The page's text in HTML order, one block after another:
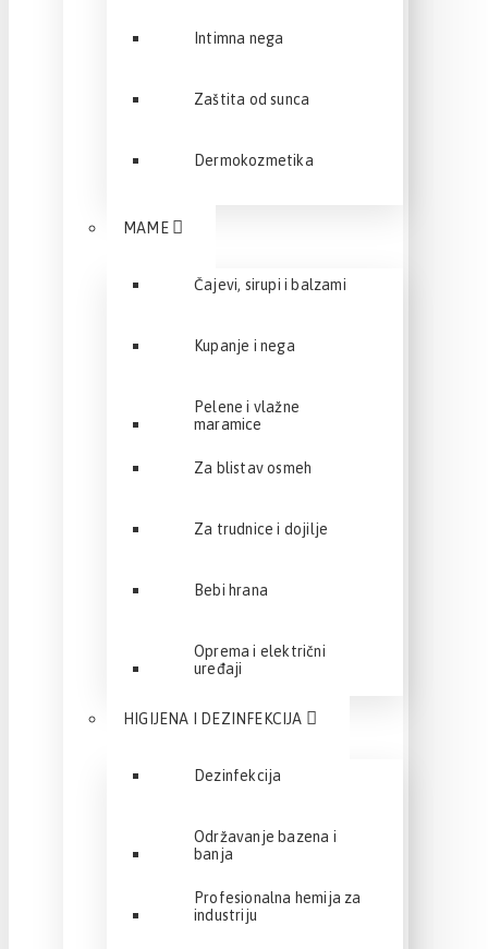
Intimna nega
Zaštita od sunca
Dermokozmetika
MAME
Čajevi, sirupi i balzami
Kupanje i nega
Pelene i vlažne
maramice
Za blistav osmeh
Za trudnice i dojilje
Bebi hrana
Oprema i električni
uređaji
HIGIJENA I DEZINFEKCIJA
Dezinfekcija
Održavanje bazena i
banja
Profesionalna hemija za
industriju